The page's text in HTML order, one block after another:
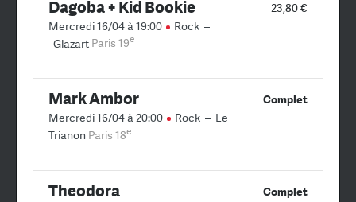
23,80 €
Dagoba + Kid Bookie
Mercredi 16/04 à 19:00 Rock –
Glazart Paris 19e
Complet
Mark Ambor
Mercredi 16/04 à 20:00 Rock – Le
Trianon Paris 18e
Complet
Theodora